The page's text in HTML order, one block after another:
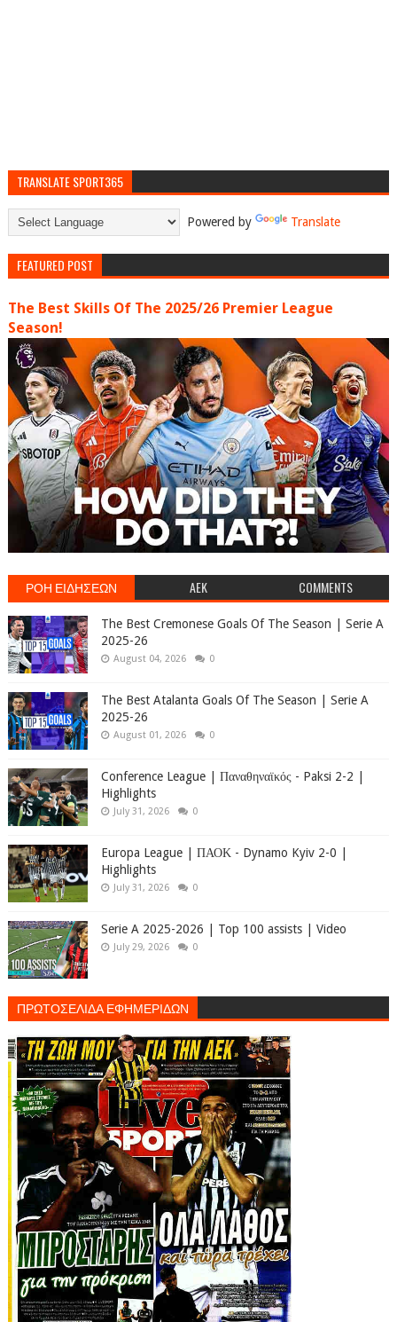
TRANSLATE SPORT365
Powered by Translate
FEATURED POST
The Best Skills Of The 2025/26 Premier League
Season!
ΡΟΗ ΕΙΔΗΣΕΩΝ AEK COMMENTS
The Best Cremonese Goals Of The Season | Serie A
2025-26
August 04, 2026 0
The Best Atalanta Goals Of The Season | Serie A
2025-26
August 01, 2026 0
Conference League | Παναθηναϊκός - Paksi 2-2 |
Highlights
July 31, 2026 0
Europa League | ΠΑΟΚ - Dynamo Kyiv 2-0 |
Highlights
July 31, 2026 0
Serie A 2025-2026 | Top 100 assists | Video
July 29, 2026 0
ΠΡΩΤΟΣΕΛΙΔΑ ΕΦΗΜΕΡΙΔΩΝ